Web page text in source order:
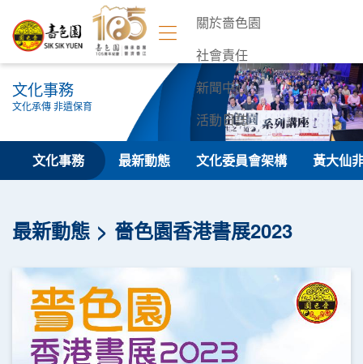
關於嗇色園
社會責任
新聞中心
活動日誌
聯絡我們
文化事務
文化承傳 非遺保育
文化事務 最新動態 文化委員會架構 黃大仙
最新動態 嗇色園香港書展2023